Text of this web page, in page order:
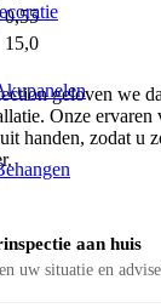
0,55
15,0
geloven we
Onze ervaren
handen, zodat u
aan huis
uw situatie en